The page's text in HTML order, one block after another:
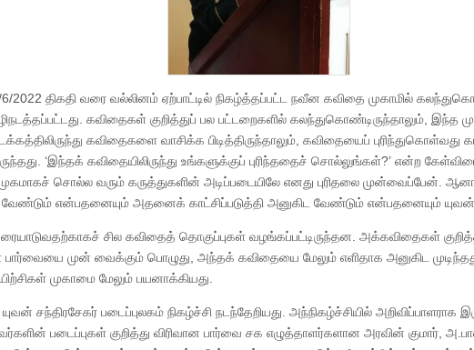
2022 திகதி வரை வல்லினம் ஏற்பாட்டில் நிகழ்த்தப்பட்ட நவீன கவிதை முகாமில்
கவிதைகள் குறித்துப் பல பட்டறைகளில் கலந்துகொண்டிருந்தாலும், இந்த
கவிதைகளை வாசிக்க பிடித்திருந்தாலும், கவிதையைப்
‘இந்தக் கவிதையிலிருந்து உங்களுக்குப் புரிந்ததைச் சொல்லுங்கள்?’ என்ற
சொல்ல வரும் கருத்துகளின் அடிப்படையிலே எனது புரிதலை முன்வைப்பேன்.
வேண்டும் என்பதனையும் அதனைக் காட்சிப்படுத்தி அனுகிட வேண்டும் என்பதனையும்
சில கவிதைத் தொகுப்புகள் வழங்கப்பட்டிருந்தன. அக்கவிதைகள்
முன் வைக்கும் பொழுது, அந்தக் கவிதையை மேலும் எளிதாக அனுகிட
முகாமை மேலும் பயனாக்கியது.
சந்திரசேகர் படைப்புலகம் நிகழ்ச்சி நடந்தேறியது. அந்நிகழ்ச்சியில் அறிவிப்பாளராக
படைப்புகள் குறித்து விரிவான பார்வை சக எழுத்தாளர்களான அரவின் குமார்,